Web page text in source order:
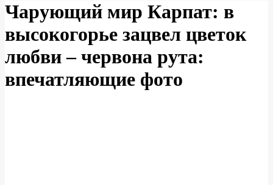
Чарующий мир Карпат: в
высокогорье зацвел цветок
любви – червона рута:
впечатляющие фото